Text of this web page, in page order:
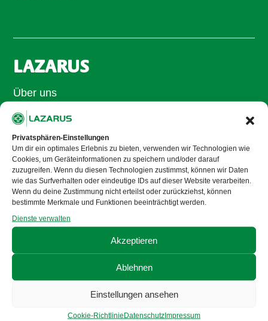
Privatsphären-Einstellungen
Um dir ein optimales Erlebnis zu bieten, verwenden wir Technologien wie
Cookies, um Geräteinformationen zu speichern und/oder darauf
zuzugreifen. Wenn du diesen Technologien zustimmst, können wir Daten
wie das Surfverhalten oder eindeutige IDs auf dieser Website verarbeiten.
Wenn du deine Zustimmung nicht erteilst oder zurückziehst, können
bestimmte Merkmale und Funktionen beeinträchtigt werden.
Dienste verwalten
Akzeptieren
Ablehnen
Einstellungen ansehen
Cookie-Richtlinie Datenschutz Impressum
LAZARUS
Über uns
Unsere Philosophie
Ansprechpartner
Stellenangebote
Aktuelles
Mitgliedschaft
Service Wohnen
Stationäre Pflege